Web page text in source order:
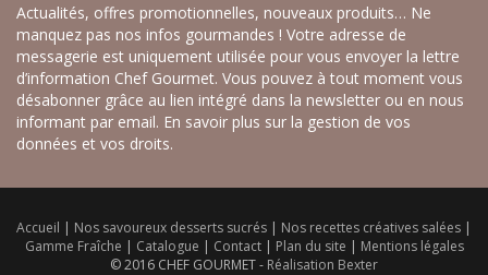
Actualités, offres promotionnelles, nouveaux produits… Ne
manquez pas nos infos gourmandes ! Votre adresse de
messagerie est uniquement utilisée pour vous envoyer la lettre
d’information Chef Gourmet. Vous pouvez à tout moment vous
désabonner grâce au lien intégré dans la newsletter ou en nous
informant par email. En savoir plus sur la gestion de vos
données et vos droits.
Accueil | Nos savoureux desserts sucrés | Nos recettes créatives salées |
Gamme Fraîche | Catalogue | Contact | Plan du site | Mentions légales
© 2016 CHEF GOURMET - Réalisation Bexter